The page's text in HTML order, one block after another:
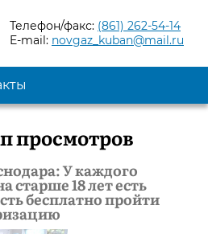
Телефон/факс: (861) 262-54-14
E-mail: novgaz_kuban@mail.ru
просмотров
У каждого
старше 18 лет есть
бесплатно пройти